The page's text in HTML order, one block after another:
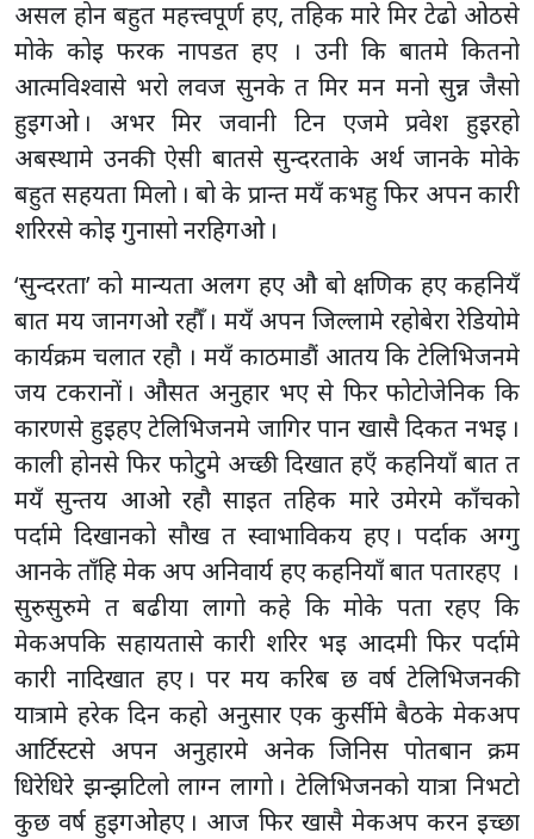
असल होन बहुत महत्त्वपूर्ण हए, तहिक मारे मिर टेढो ओठसे
मोके कोइ फरक नापडत हए । उनी कि बातमे कितनो
आत्मविश्वासे भरो लवज सुनके त मिर मन मनो सुन्न जैसो
हुइगओ । अभर मिर जवानी टिन एजमे प्रवेश हुइरहो
अबस्थामे उनकी ऐसी बातसे सुन्दरताके अर्थ जानके मोके
बहुत सहयता मिलो । बो के प्रान्त मयँ कभहु फिर अपन कारी
शरिरसे कोइ गुनासो नरहिगओ ।
‘सुन्दरता’ को मान्यता अलग हए औ बो क्षणिक हए कहनियँ
बात मय जानगओ रहौँ । मयँ अपन जिल्लामे रहोबेरा रेडियोमे
कार्यक्रम चलात रहौ । मयँ काठमाडौं आतय कि टेलिभिजनमे
जय टकरानों । औसत अनुहार भए से फिर फोटोजेनिक कि
कारणसे हुइहए टेलिभिजनमे जागिर पान खासै दिकत नभइ ।
काली होनसे फिर फोटुमे अच्छी दिखात हएँ कहनियाँ बात त
मयँ सुन्तय आओ रहौ साइत तहिक मारे उमेरमे काँचको
पर्दामे दिखानको सौख त स्वाभाविकय हए । पर्दाक अग्गु
आनके ताँहि मेक अप अनिवार्य हए कहनियाँ बात पतारहए ।
सुरुसुरुमे त बढीया लागो कहे कि मोके पता रहए कि
मेकअपकि सहायतासे कारी शरिर भइ आदमी फिर पर्दामे
कारी नादिखात हए । पर मय करिब छ वर्ष टेलिभिजनकी
यात्रामे हरेक दिन कहो अनुसार एक कुर्सीमे बैठके मेकअप
आर्टिस्टसे अपन अनुहारमे अनेक जिनिस पोतबान क्रम
धिरेधिरे झन्झटिलो लाग्न लागो । टेलिभिजनको यात्रा निभटो
कुछ वर्ष हुइगओहए । आज फिर खासै मेकअप करन इच्छा